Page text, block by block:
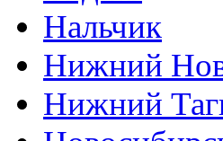
Нальчик
Нижний
Нижний